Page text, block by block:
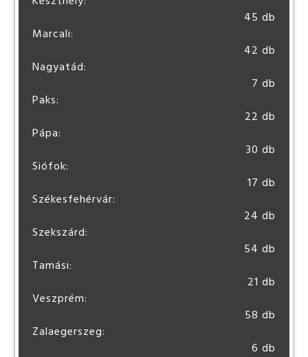
45 db
Marcali:
42 db
Nagyatád:
7 db
Paks:
22 db
Pápa:
30 db
Siófok:
17 db
Székesfehérvár:
24 db
Szekszárd:
54 db
Tamási:
21 db
Veszprém:
58 db
Zalaegerszeg:
6 db